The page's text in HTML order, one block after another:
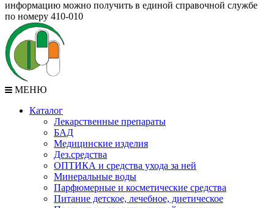
информацию можно получить в единой справочной службе
по номеру 410-010
МЕНЮ
Каталог
Лекарственные препараты
БАД
Медицинские изделия
Дез.средства
ОПТИКА и средства ухода за ней
Минеральные воды
Парфюмерные и косметические средства
Питание детское, лечебное, диетическое